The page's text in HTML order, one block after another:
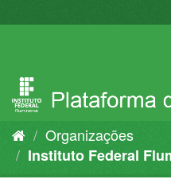
para
Organizações
Instituto Federal